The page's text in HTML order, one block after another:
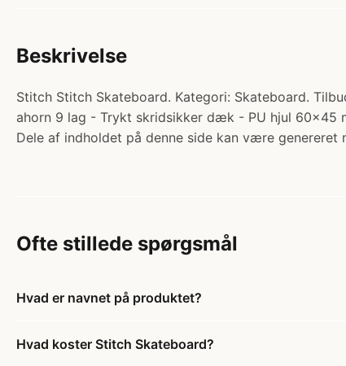
Beskrivelse
Stitch Stitch Skateboard. Kategori: Skateboard.
ahorn 9 lag - Trykt skridsikker dæk - PU hjul 60x45
Dele af indholdet på denne side kan være genereret
Ofte stillede spørgsmål
Hvad er navnet på produktet?
Hvad koster Stitch Skateboard?